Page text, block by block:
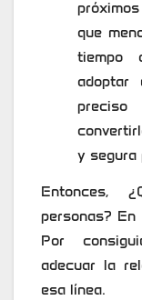
que
tiempo
adoptar
preciso
y segura
Entonces,
personas?
Por
adecuar la
esa línea.